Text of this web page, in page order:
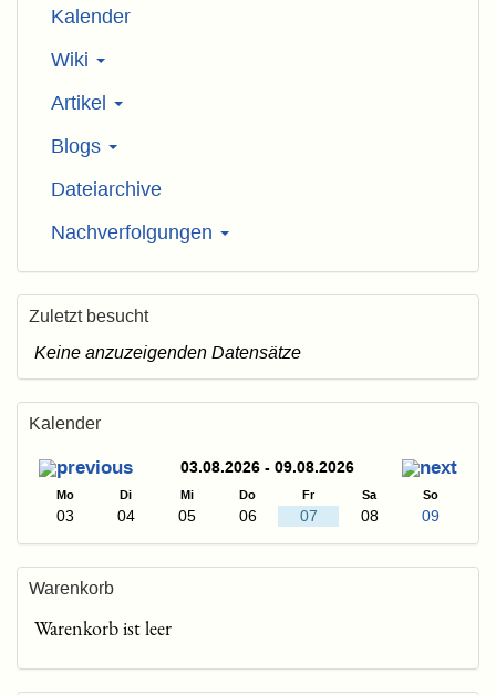
Kalender
Wiki
Artikel
Blogs
Dateiarchive
Nachverfolgungen
Zuletzt besucht
Keine anzuzeigenden Datensätze
Kalender
03.08.2026 - 09.08.2026
Mo Di Mi Do Fr Sa So
03 04 05 06 07 08 09
Warenkorb
Warenkorb ist leer